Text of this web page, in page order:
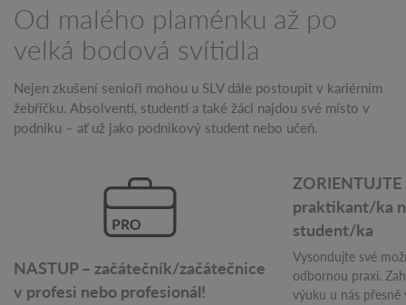
Od malého plaménku až po
velká bodová svítidla
Nejen zkušení senioři mohou u SLV dále postoupit v kariérním
žebříčku. Absolventi, studenti a také žáci najdou své místo v
podniku – ať už jako podnikový student nebo učeň.
NASTUP – začátečník/začátečnice
v profesi nebo profesionál!
ZORIENTUJTE
praktikant/ka
student/ka
Vysondujte své
odbornou praxi.
výuku u nás